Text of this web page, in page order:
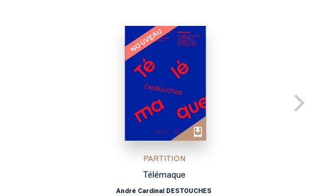
NOUVEAU
PARTITION
Télémaque
André Cardinal DESTOUCHES